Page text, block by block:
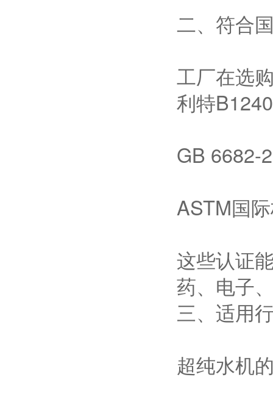
二、符合
工厂在选
利特
GB 6682-
ASTM国
这些认证
药、电子
三、适用
超纯水机